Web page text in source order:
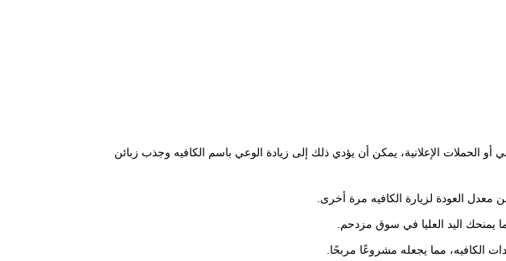
الحملات الإعلانية، يمكن أن يؤدي ذلك إلى زيادة الوعي باسم الكافيه وجذب زبائن
العودة لزيارة الكافيه مرة أخرى.
يمنحك اليد العليا في سوق مزدحم.
الكافيه، مما يجعله مشروعًا مربحًا.